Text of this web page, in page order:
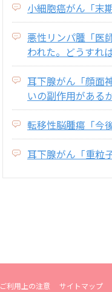
小細胞癌がん「末
悪性リンパ腫「医
われた。どうすれ
耳下腺がん「顔面
いの副作用がある
転移性脳腫瘍「今
耳下腺がん「重粒
ご利用上の注意 サイトマップ